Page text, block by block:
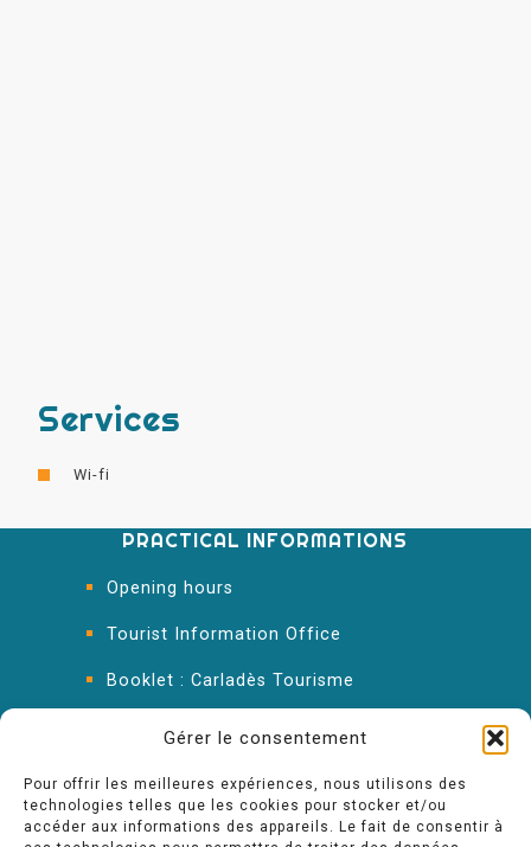
Gérer le consentement
Pour offrir les meilleures expériences, nous utilisons des
technologies telles que les cookies pour stocker et/ou
accéder aux informations des appareils. Le fait de consentir à
Services
Wi-fi
PRACTICAL INFORMATIONS
Opening hours
Tourist Information Office
Booklet : Carladès Tourisme
Keep in touch